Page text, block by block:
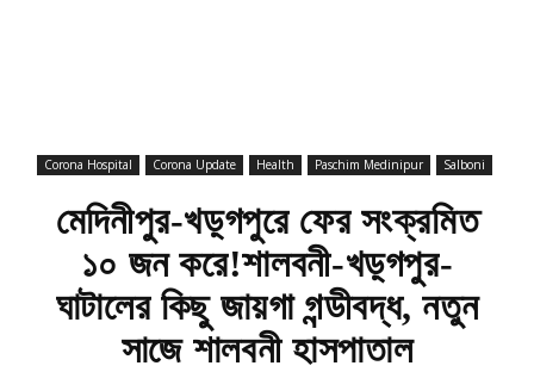
Corona Hospital Corona Update Health Paschim Medinipur Salboni
মেদিনীপুর-খড়্গপুরে ফের সংক্রমিত
১০ জন করে!শালবনী-খড়্গপুর-
ঘাটালের কিছু জায়গা গন্ডীবদ্ধ, নতুন
সাজে শালবনী হাসপাতাল